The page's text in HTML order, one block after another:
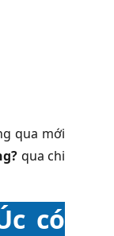
qua mới
qua chi
có